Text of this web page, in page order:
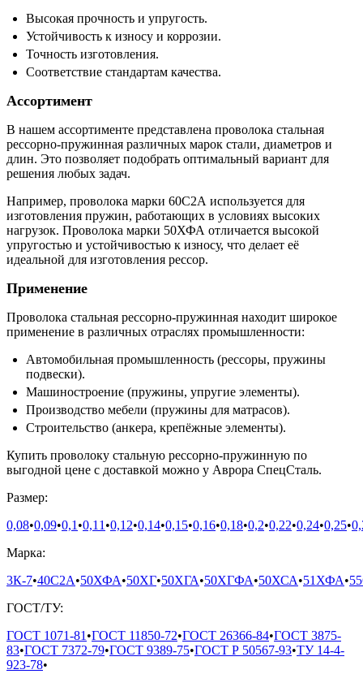
Высокая прочность и упругость.
Устойчивость к износу и коррозии.
Точность изготовления.
Соответствие стандартам качества.
Ассортимент
В нашем ассортименте представлена проволока стальная
рессорно-пружинная различных марок стали, диаметров и
длин. Это позволяет подобрать оптимальный вариант для
решения любых задач.
Например, проволока марки 60С2А используется для
изготовления пружин, работающих в условиях высоких
нагрузок. Проволока марки 50ХФА отличается высокой
упругостью и устойчивостью к износу, что делает её
идеальной для изготовления рессор.
Применение
Проволока стальная рессорно-пружинная находит широкое
применение в различных отраслях промышленности:
Автомобильная промышленность (рессоры, пружины
подвески).
Машиностроение (пружины, упругие элементы).
Производство мебели (пружины для матрасов).
Строительство (анкера, крепёжные элементы).
Купить проволоку стальную рессорно-пружинную по
выгодной цене с доставкой можно у Аврора СпецСталь.
Размер:
0,08•0,09•0,1•0,11•0,12•0,14•0,15•0,16•0,18•0,2•0,22•0,24•0,25•
Марка:
3К-7•40С2А•50ХФА•50ХГ•50ХГА•50ХГФА•50ХСА•51ХФА•
ГОСТ/ТУ:
ГОСТ 1071-81•ГОСТ 11850-72•ГОСТ 26366-84•ГОСТ 3875-
83•ГОСТ 7372-79•ГОСТ 9389-75•ГОСТ Р 50567-93•ТУ 14-4-
923-78•